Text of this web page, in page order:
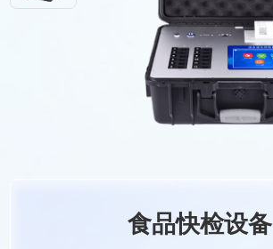
食品快检设备